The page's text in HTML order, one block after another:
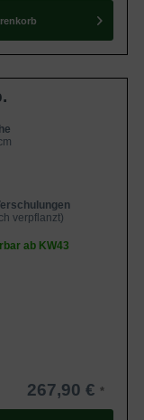
verpflanzt)
ab KW43
267,90 €